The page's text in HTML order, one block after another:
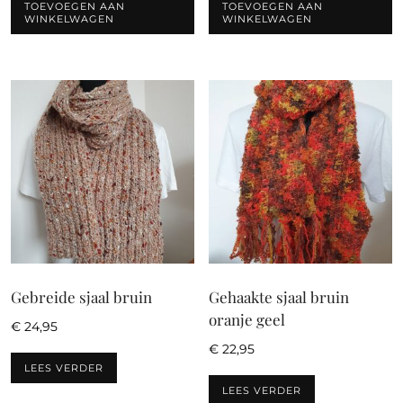
€ 17,50.€ 12,50.
TOEVOEGEN AAN
WINKELWAGEN
€ 24,95.€ 19,95.
TOEVOEGEN AAN
WINKELWAGEN
Gebreide sjaal bruin
€ 24,95
LEES VERDER
Gehaakte sjaal bruin
oranje geel
€ 22,95
LEES VERDER